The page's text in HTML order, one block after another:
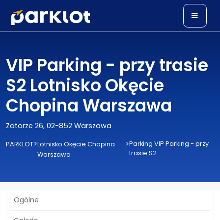
VIP Parking - przy trasie
S2 Lotnisko Okęcie
Chopina Warszawa
Zatorze 26, 02-852 Warszawa
PARKLOT>Lotnisko Okęcie Chopina
Warszawa
>Parking VIP Parking - przy
trasie S2
Ogólne